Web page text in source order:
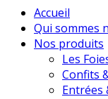
Accueil
Qui sommes
Nos produits
Les
Confits
Entrées